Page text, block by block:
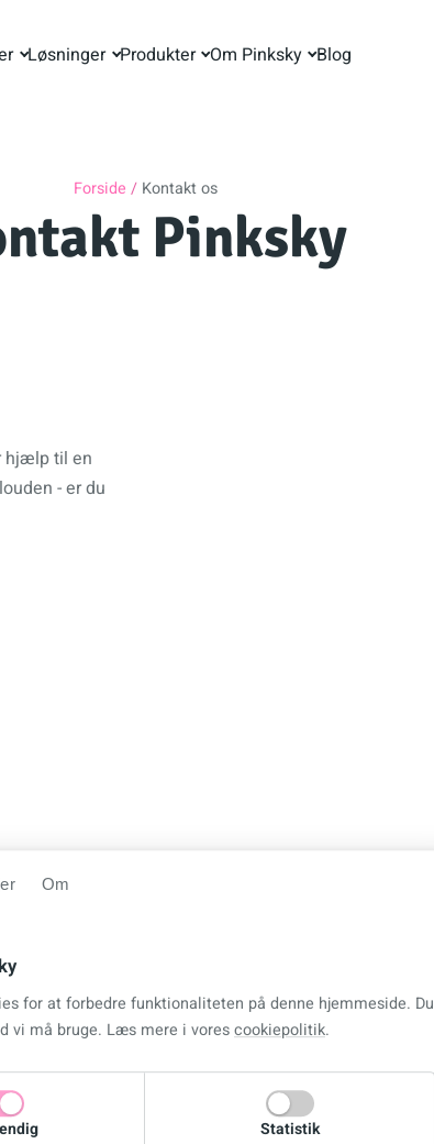
Løsninger Produkter Om Pinksky Blog
Forside Kontakt os
Pinksky
hjælp til en
- er du
Om
for at forbedre funktionaliteten på denne hjemmeside. Du
vi må bruge. Læs mere i vorescookiepolitik.
Statistik